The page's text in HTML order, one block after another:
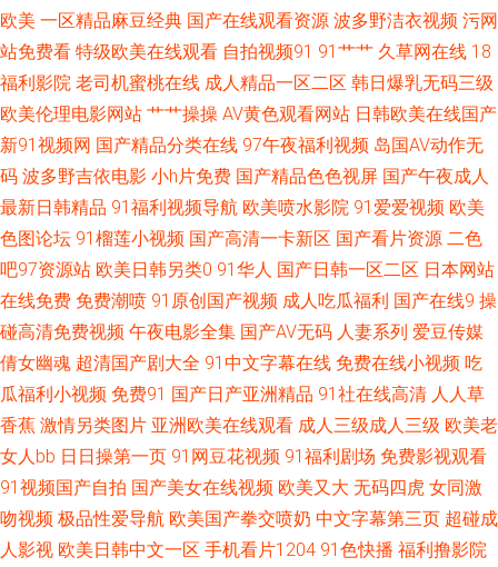
玖艹东京 欧美性交一区二区 四虎午夜福利 亚洲丝袜天堂在线 91另类色图 成
人性爱网址导航 韩国有码专区 欧美日韩日本网 深夜av软件快播 亚洲草草网
91蜜桃日韩 www97亚洲 豆花视频91 黄色链接大全 欧美成人中文在线 日本
无码影院 影音先锋亚洲自拍 97超碰碰碰碰碰 传媒在线观看 韩国三级大片 男
人天堂v 日韩二级黄色 性爱永久免费 91在线性爱影院 超碰人人草73 精品国
产欧美日韩 欧美综合另类 五月天黄色网 91草莓视频 AV色福利网 抖阴福利
激情婷婷五月基地 欧美性爱V 肏屄网页 国产成人高清网址 人人摸人人干人人
亚洲色图欧美 97在线免费视频 东方黄色A片 极品91视频 欧美三区精品视频
天美tv入口 宅狼社导航 97操人妻 国产草逼视频网 久久影视新址 青青草原福
利网 婷婷激情香啪啪 在线看香蕉视频 97亚洲精品超碰 大香蕉网超碰 激情另
欧美 一区精品麻豆经典 国产在线观看资源 波多野洁衣视频 污网
站免费看 特级欧美在线观看 自拍视频91 91艹艹 久草网在线 18
福利影院 老司机蜜桃在线 成人精品一区二区 韩日爆乳无码三级
欧美伦理电影网站 艹艹操操 AV黄色观看网站 日韩欧美在线国产
新91视频网 国产精品分类在线 97午夜福利视频 岛国AV动作无
码 波多野吉依电影 小h片免费 国产精品色色视屏 国产午夜成人
最新日韩精品 91福利视频导航 欧美喷水影院 91爱爱视频 欧美
色图论坛 91榴莲小视频 国产高清一卡新区 国产看片资源 二色
吧97资源站 欧美日韩另类0 91华人 国产日韩一区二区 日本网站
在线免费 免费潮喷 91原创国产视频 成人吃瓜福利 国产在线9 操
碰高清免费视频 午夜电影全集 国产AV无码 人妻系列 爱豆传媒
倩女幽魂 超清国产剧大全 91中文字幕在线 免费在线小视频 吃
瓜福利小视频 免费91 国产日产亚洲精品 91社在线高清 人人草
香蕉 激情另类图片 亚洲欧美在线观看 成人三级成人三级 欧美老
女人bb 日日操第一页 91网豆花视频 91福利剧场 免费影视观看
91视频国产自拍 国产美女在线视频 欧美又大 无码四虎 女同激
吻视频 极品性爱导航 欧美国产拳交喷奶 中文字幕第三页 超碰成
人影视 欧美日韩中文一区 手机看片1204 91色快播 福利撸影院